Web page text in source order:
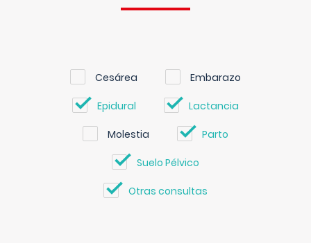
Cesárea Embarazo
Epidural Lactancia
Molestia Parto
Suelo Pélvico
Otras consultas